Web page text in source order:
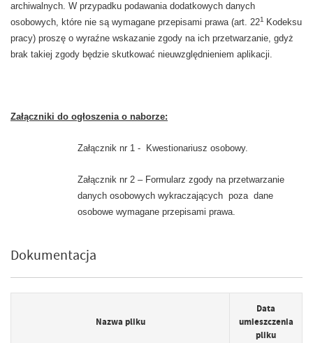
archiwalnych. W przypadku podawania dodatkowych danych
osobowych, które nie są wymagane przepisami prawa (art. 221 Kodeksu
pracy) proszę o wyraźne wskazanie zgody na ich przetwarzanie, gdyż
brak takiej zgody będzie skutkować nieuwzględnieniem aplikacji.
Załączniki do ogłoszenia o naborze:
Załącznik nr 1 - Kwestionariusz osobowy.
Załącznik nr 2 – Formularz zgody na przetwarzanie
danych osobowych wykraczających poza dane
osobowe wymagane przepisami prawa.
Dokumentacja
Nazwa pliku
Data
umieszczenia
pliku